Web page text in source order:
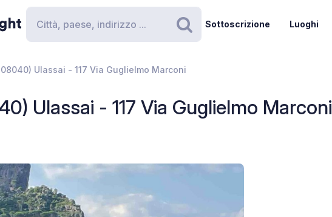
Ricerca
Sottoscrizione Luoghi
Ulassai - 117 Via Guglielmo Marconi
Ulassai - 117 Via Guglielmo Marconi